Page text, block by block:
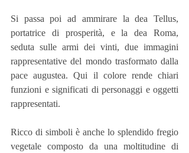
Si passa poi ad ammirare la dea Tellus,
portatrice di prosperità, e la dea Roma,
seduta sulle armi dei vinti, due immagini
rappresentative del mondo trasformato dalla
pace augustea. Qui il colore rende chiari
funzioni e significati di personaggi e oggetti
rappresentati.
Ricco di simboli è anche lo splendido fregio
vegetale composto da una moltitudine di